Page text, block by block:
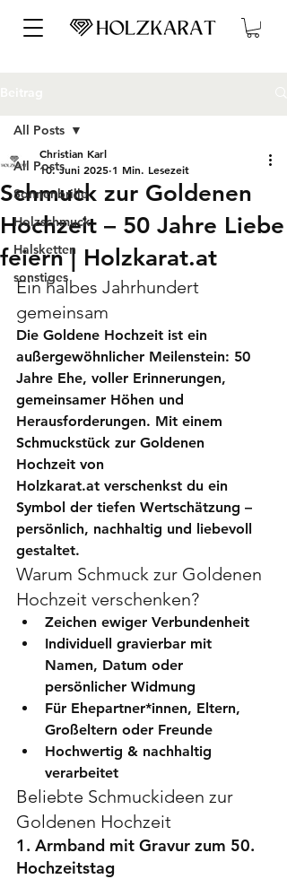
All Posts
Sonnenbrille
Holzschmuck
Halsketten
sonstiges
All Posts
Schmuck zur Goldenen
Hochzeit – 50 Jahre Liebe
feiern | Holzkarat.at
Christian Karl
10. Juni 2025 1 Min. Lesezeit
Ein halbes Jahrhundert
gemeinsam
Die Goldene Hochzeit ist ein
außergewöhnlicher Meilenstein: 50
Jahre Ehe, voller Erinnerungen,
gemeinsamer Höhen und
Herausforderungen. Mit einem
Schmuckstück zur Goldenen
Hochzeit von
Holzkarat.at verschenkst du ein
Symbol der tiefen Wertschätzung –
persönlich, nachhaltig und liebevoll
gestaltet.
Warum Schmuck zur Goldenen
Hochzeit verschenken?
Zeichen ewiger Verbundenheit
Individuell gravierbar mit
Namen, Datum oder
persönlicher Widmung
Für Ehepartner*innen, Eltern,
Großeltern oder Freunde
Hochwertig & nachhaltig
verarbeitet
Beliebte Schmuckideen zur
Goldenen Hochzeit
1. Armband mit Gravur zum 50.
Hochzeitstag